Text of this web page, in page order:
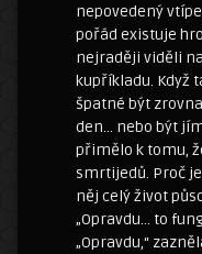
nepovedený
pořád existuje
nejraději viděli
kupříkladu. Když
špatné být
den… nebo být
přimělo k tomu,
smrtijedů. Proč
něj celý život
„Opravdu… to
„Opravdu,“